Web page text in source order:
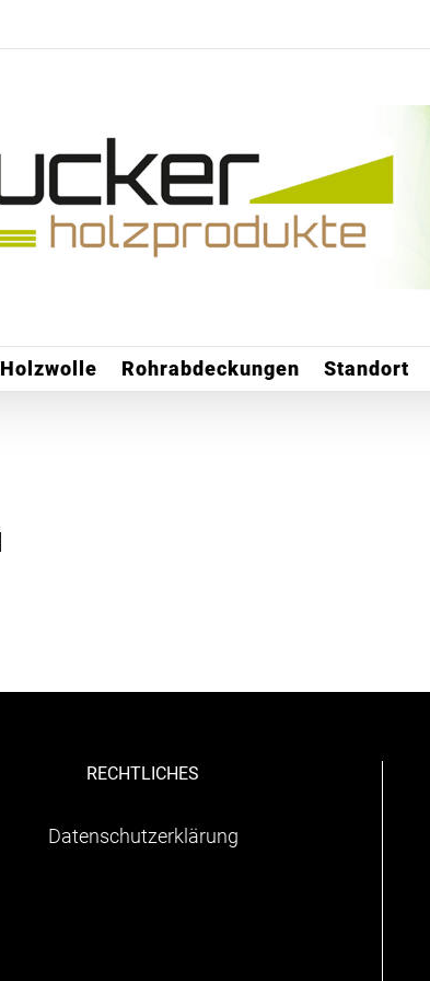
Holzwolle Rohrabdeckungen Standort
RECHTLICHES
Datenschutzerklärung